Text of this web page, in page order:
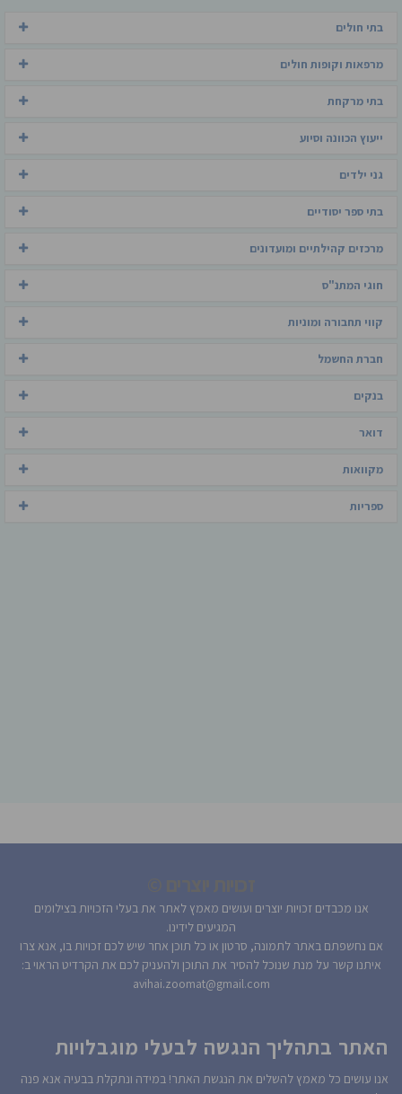
בתי חולים
מרפאות וקופות חולים
בתי מרקחת
ייעוץ הכוונה וסיוע
גני ילדים
בתי ספר יסודיים
מרכזים קהילתיים ומועדונים
חוגי המתנ"ס
קווי תחבורה ומוניות
חברת החשמל
בנקים
דואר
מקוואות
ספריות
אנו מכבדים זכויות יוצרים ועושים מאמץ לאתר את בעלי הזכויות בצילומים
המגיעים לידינו.
אם נחשפתם באתר לתמונה, סרטון או כל תוכן אחר שיש לכם זכויות בו, אנא צרו
איתנו קשר על מנת שנוכל להסיר את התוכן ולהעניק לכם את הקרדיט הראוי ב:
avihai.zoomat@gmail.com
האתר בתהליך הנגשה לבעלי מוגבלויות
אנו עושים כל מאמץ להשלים את הנגשת האתר! במידה ונתקלת בבעיה אנא פנה